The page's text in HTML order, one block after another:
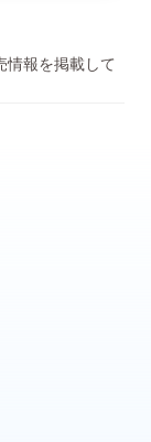
情報を掲載して